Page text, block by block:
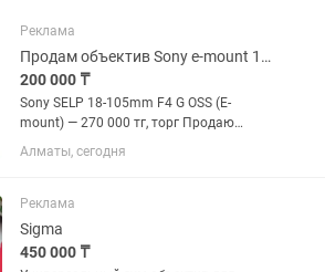
Реклама
Продам объектив Sony e-mount 18-105
200 000 ₸
Sony SELP 18-105mm F4 G OSS (E-
mount) — 270 000 тг, торг Продаю
универсальный объектив Sony 18–105
F4 G OSS. Отлично подходит для фото и
светосила F4 на всем диапазоне,...
Алматы, сегодня
Реклама
Sigma
450 000 ₸